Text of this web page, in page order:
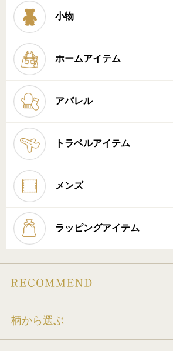
小物
ホームアイテム
アパレル
トラベルアイテム
メンズ
ラッピングアイテム
柄から選ぶ